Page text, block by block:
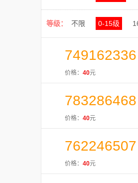
等级： 不限 0-15级
749162336
价格： 40元
783286468
价格： 40元
762246507
价格： 40元